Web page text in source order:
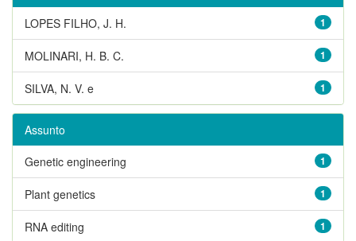
1
LOPES FILHO, J. H.
1
MOLINARI, H. B. C.
1
SILVA, N. V. e
Assunto
1
Genetic engineering
1
Plant genetics
1
RNA editing